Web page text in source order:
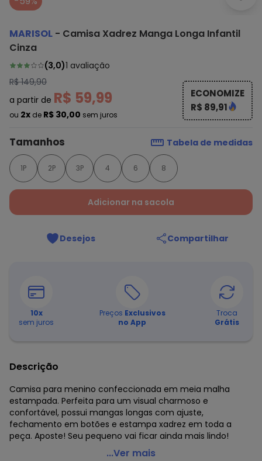
MARISOL - Camisa Xadrez Manga Longa Infantil
Cinza
(3,0)1 avaliação
R$ 149,90
a partir de R$ 59,99
ou 2x de R$ 30,00 sem juros
ECONOMIZE
R$ 89,91
Tamanhos Tabela de medidas
1P 2P 3P 4 6 8
Adicionar na sacola
Desejos Compartilhar
10x
sem juros
Preços Exclusivos
no App
Troca
Grátis
Descrição
Camisa para menino confeccionada em meia malha
estampada. Perfeita para um visual charmoso e
confortável, possui mangas longas com ajuste,
fechamento em botões e estampa xadrez em toda a
peça. Aposte! Seu pequeno vai ficar ainda mais lindo!
Marisol - Camisa Xadrez Manga Longa Infantil Cinza
...Ver mais